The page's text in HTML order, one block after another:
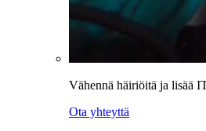
Vähennä häiriöitä ja lisää
Ota yhteyttä